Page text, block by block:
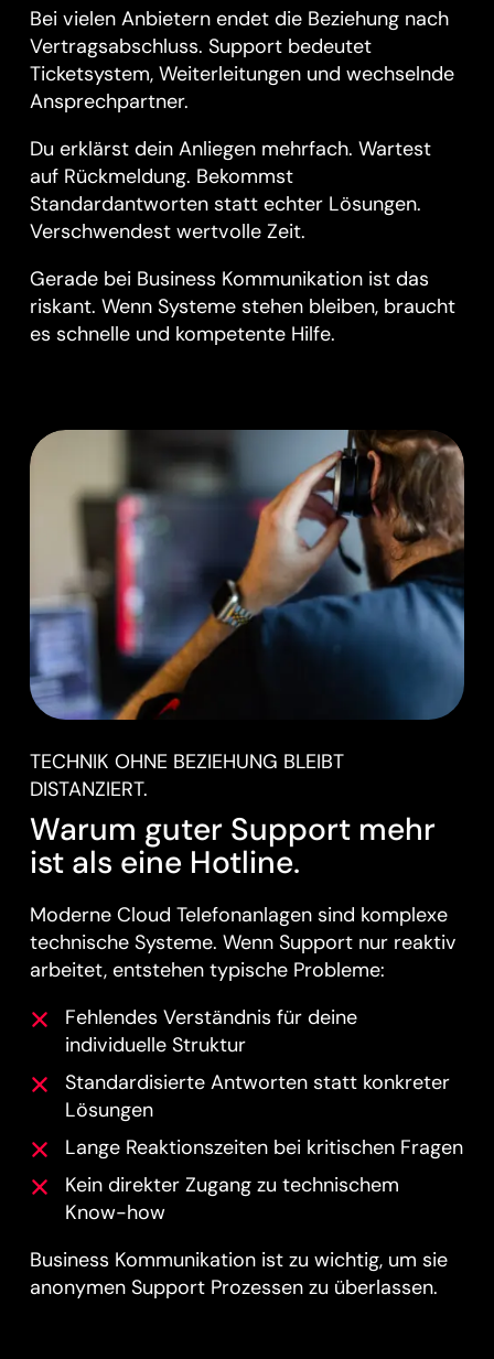
Bei vielen Anbietern endet die Beziehung nach
Vertragsabschluss. Support bedeutet
Ticketsystem, Weiterleitungen und wechselnde
Ansprechpartner.
Du erklärst dein Anliegen mehrfach. Wartest
auf Rückmeldung. Bekommst
Standardantworten statt echter Lösungen.
Verschwendest wertvolle Zeit.
Gerade bei Business Kommunikation ist das
riskant. Wenn Systeme stehen bleiben, braucht
es schnelle und kompetente Hilfe.
TECHNIK OHNE BEZIEHUNG BLEIBT
DISTANZIERT.
Warum guter Support mehr
ist als eine Hotline.
Moderne Cloud Telefonanlagen sind komplexe
technische Systeme. Wenn Support nur reaktiv
arbeitet, entstehen typische Probleme:
Fehlendes Verständnis für deine
individuelle Struktur
Standardisierte Antworten statt konkreter
Lösungen
Lange Reaktionszeiten bei kritischen Fragen
Kein direkter Zugang zu technischem
Know-how
Business Kommunikation ist zu wichtig, um sie
anonymen Support Prozessen zu überlassen.